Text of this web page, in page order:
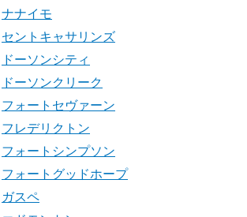
ナナイモ
セントキャサリンズ
ドーソンシティ
ドーソンクリーク
フォートセヴァーン
フレデリクトン
フォートシンプソン
フォートグッドホープ
ガスペ